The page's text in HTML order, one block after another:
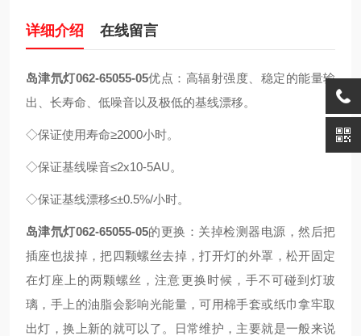
详细介绍 在线留言
岛津氘灯062-65055-05优点：高辐射强度、稳定的能量输
出、长寿命、低噪音以及极低的基线漂移。
◇保证使用寿命≥2000小时。
◇保证基线噪音≤2x10-5AU。
◇保证基线漂移≤±0.5%/小时。
岛津氘灯062-65055-05的更换：关掉检测器电源，然后把
插座也拔掉，把四颗螺丝去掉，打开灯的外罩，松开固定
在灯座上的两颗螺丝，注意更换时候，手不可碰到灯玻
璃，手上的油脂会影响光能量，可用棉手套或纸巾拿牢取
出灯，换上新的就可以了。日常维护，主要就是一般来说